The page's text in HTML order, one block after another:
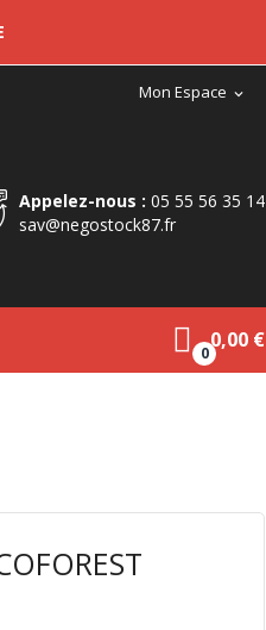
Mon Espace expand_more
0
0,00 €
Appelez-nous : 05 55 56 35 14
sav@negostock87.fr